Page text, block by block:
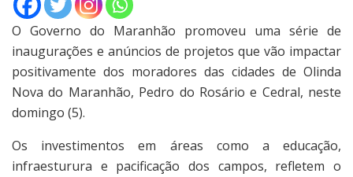
O Governo do Maranhão promoveu uma série de
inaugurações e anúncios de projetos que vão impactar
positivamente dos moradores das cidades de Olinda
Nova do Maranhão, Pedro do Rosário e Cedral, neste
domingo (5).
Os investimentos em áreas como a educação,
infraesturura e pacificação dos campos, refletem o